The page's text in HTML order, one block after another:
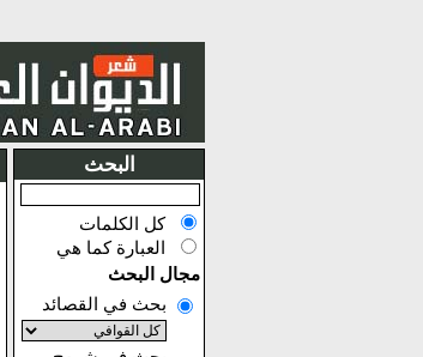
البحث
كل الكلمات
العبارة كما هي
مجال البحث
بحث في القصائد